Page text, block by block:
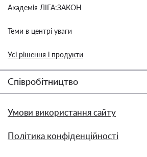
Академія ЛІГА:ЗАКОН
Теми в центрі уваги
Усі рішення і продукти
Співробітництво
Умови використання сайту
Політика конфіденційності